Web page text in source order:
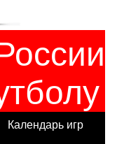
Календарь игр